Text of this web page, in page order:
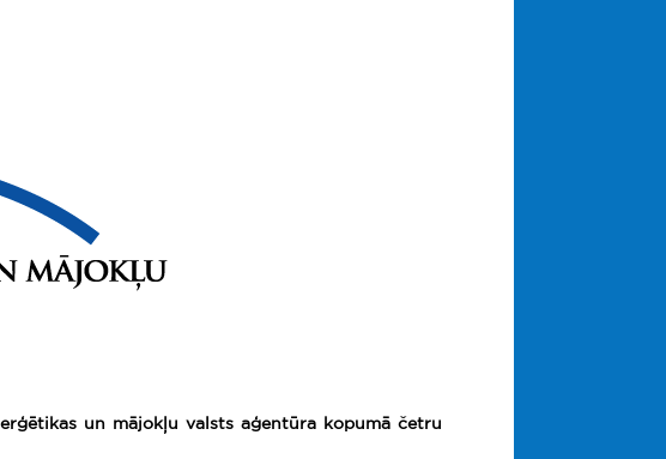
un mājokļu valsts aģentūra kopumā četru